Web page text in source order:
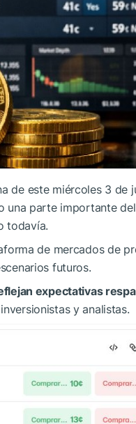
de este miércoles 3 de
una parte importante del
todavía.
de mercados de
futuros.
expectativas
y analistas.